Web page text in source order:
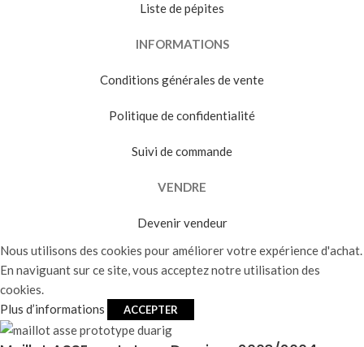
Liste de pépites
INFORMATIONS
Conditions générales de vente
Politique de confidentialité
Suivi de commande
VENDRE
Devenir vendeur
Nous utilisons des cookies pour améliorer votre expérience d'achat.
En naviguant sur ce site, vous acceptez notre utilisation des
cookies.
Plus d’informations
ACCEPTER